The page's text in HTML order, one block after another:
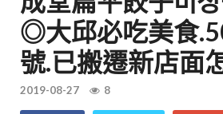
◎大邱必吃美食
號.已搬遷新店面
2019-08-27 8